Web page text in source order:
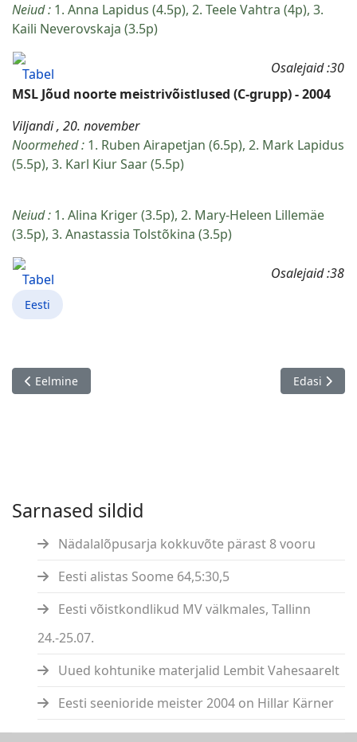
Neiud : 1. Anna Lapidus (4.5p), 2. Teele Vahtra (4p), 3.
Kaili Neverovskaja (3.5p)
Tabel
Osalejaid :30
MSL Jõud noorte meistrivõistlused (C-grupp) - 2004
Viljandi , 20. november
Noormehed : 1. Ruben Airapetjan (6.5p), 2. Mark Lapidus
(5.5p), 3. Karl Kiur Saar (5.5p)
Neiud : 1. Alina Kriger (3.5p), 2. Mary-Heleen Lillemäe
(3.5p), 3. Anastassia Tolstõkina (3.5p)
Tabel Osalejaid :38
Eesti
Eelmine artikkel: Harjumaa võistkondlikud meistrivõistlused
Eelmine Järgmine
Edasi
Sarnased sildid
Nädalalõpusarja kokkuvõte pärast 8 vooru
Eesti alistas Soome 64,5:30,5
Eesti võistkondlikud MV välkmales, Tallinn
24.-25.07.
Uued kohtunike materjalid Lembit Vahesaarelt
Eesti seenioride meister 2004 on Hillar Kärner